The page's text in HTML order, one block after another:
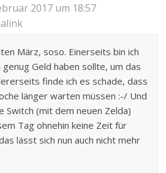
2017 um 18:57
März, soso. Einerseits bin ich
Geld haben sollte, um das
finde ich es schade, dass
länger warten müssen :-/ Und
Switch (mit dem neuen Zelda)
Tag ohnehin keine Zeit für
lässt sich nun auch nicht mehr